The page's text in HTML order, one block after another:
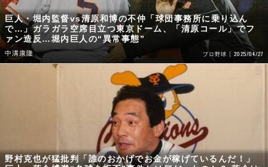
巨人・堀内監督vs清原和博の不仲「球団事務所に乗り込ん
で…」ガラガラ空席目立つ東京ドーム、「清原コール」でフ
ァン造反…堀内巨人の“異常事態”
中溝康隆 プロ野球 2025/04/27
野村克也が猛批判「誰のおかげでお金が稼げているんだ！」